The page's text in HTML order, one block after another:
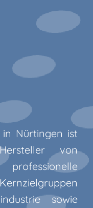
Nürtingen ist
von
sowie